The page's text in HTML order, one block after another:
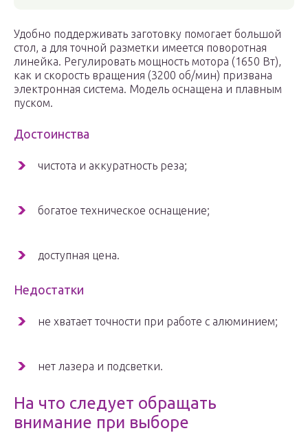
Удобно поддерживать заготовку помогает большой
стол, а для точной разметки имеется поворотная
линейка. Регулировать мощность мотора (1650 Вт),
как и скорость вращения (3200 об/мин) призвана
электронная система. Модель оснащена и плавным
пуском.
Достоинства
чистота и аккуратность реза;
богатое техническое оснащение;
доступная цена.
Недостатки
не хватает точности при работе с алюминием;
нет лазера и подсветки.
На что следует обращать
внимание при выборе